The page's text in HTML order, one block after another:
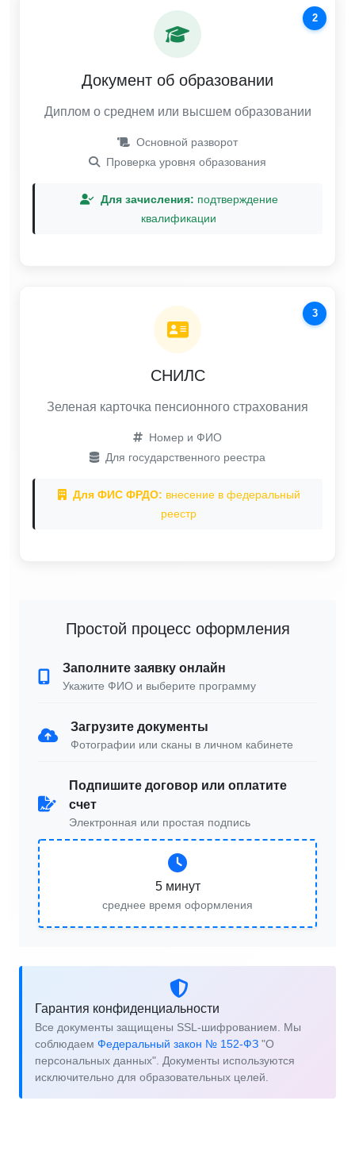
2
Документ об образовании
Диплом о среднем или высшем образовании
Основной разворот
Проверка уровня образования
Для зачисления: подтверждение
квалификации
3
СНИЛС
Зеленая карточка пенсионного страхования
Номер и ФИО
Для государственного реестра
Для ФИС ФРДО: внесение в федеральный
реестр
Простой процесс оформления
Заполните заявку онлайн
Укажите ФИО и выберите программу
Загрузите документы
Фотографии или сканы в личном кабинете
Подпишите договор или оплатите
счет
Электронная или простая подпись
5 минут
среднее время оформления
Гарантия конфиденциальности
Все документы защищены SSL-шифрованием. Мы
соблюдаем Федеральный закон № 152-ФЗ "О
персональных данных". Документы используются
исключительно для образовательных целей.